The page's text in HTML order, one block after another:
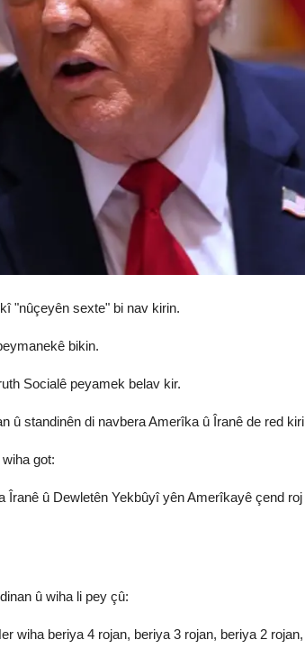
"nûçeyên sexte" bi nav kirin.
bikin.
Socialê peyamek belav kir.
û standinên di navbera Amerîka û Îranê de red
got:
û Dewletên Yekbûyî yên Amerîkayê çend
û wiha li pey çû:
wiha beriya 4 rojan, beriya 3 rojan, beriya 2